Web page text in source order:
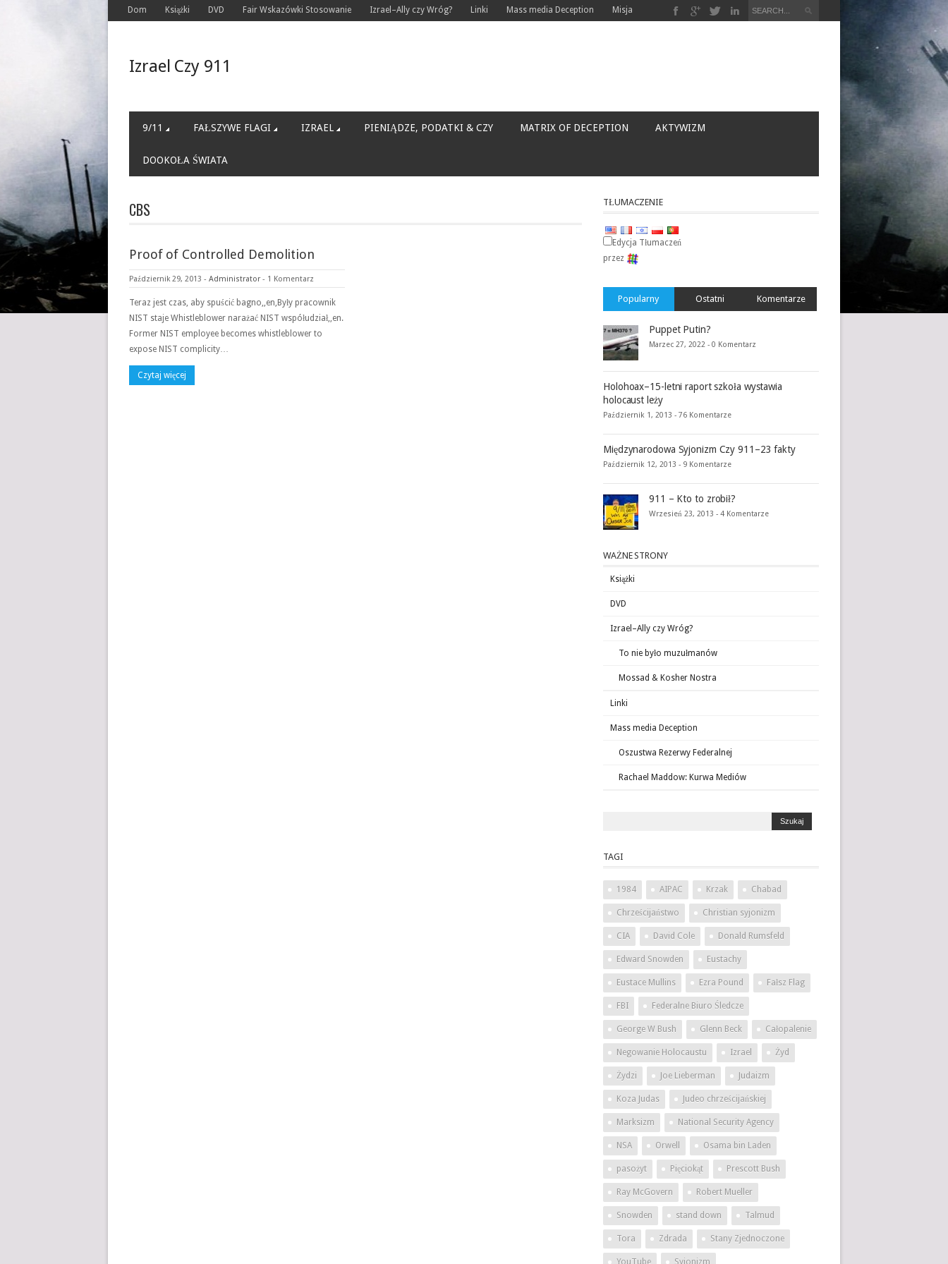
Dom Książki DVD Fair Wskazówki Stosowanie Izrael–Ally czy Wróg? Linki Mass media Deception Misja
Izrael Czy 911
9/11 FAŁSZYWE FLAGI IZRAEL PIENIĄDZE, PODATKI & CZY MATRIX OF DECEPTION AKTYWIZM
DOOKOŁA ŚWIATA
CBS
Proof of Controlled Demolition
Październik 29, 2013 - Administrator - 1 Komentarz
Teraz jest czas, aby spuścić bagno,,en,Były pracownik
NIST staje Whistleblower narażać NIST współudział,,en.
Former NIST employee becomes whistleblower to
expose NIST complicity…
Czytaj więcej
TŁUMACZENIE
Edycja Tłumaczeń
przez
Popularny Ostatni Komentarze
Puppet Putin?
Marzec 27, 2022 - 0 Komentarz
Holohoax–15-letni raport szkoła wystawia
holocaust leży
Październik 1, 2013 - 76 Komentarze
Międzynarodowa Syjonizm Czy 911–23 fakty
Październik 12, 2013 - 9 Komentarze
911 – Kto to zrobił?
Wrzesień 23, 2013 - 4 Komentarze
WAŻNE STRONY
Książki
DVD
Izrael–Ally czy Wróg?
To nie było muzułmanów
Mossad & Kosher Nostra
Linki
Mass media Deception
Oszustwa Rezerwy Federalnej
Rachael Maddow: Kurwa Mediów
TAGI
1984 AIPAC Krzak Chabad
Chrześcijaństwo Christian syjonizm
CIA David Cole Donald Rumsfeld
Edward Snowden Eustachy
Eustace Mullins Ezra Pound Fałsz Flag
FBI Federalne Biuro Śledcze
George W Bush Glenn Beck Całopalenie
Negowanie Holocaustu Izrael Żyd
Żydzi Joe Lieberman Judaizm
Koza Judas Judeo chrześcijańskiej
Marksizm National Security Agency
NSA Orwell Osama bin Laden
pasożyt Pięciokąt Prescott Bush
Ray McGovern Robert Mueller
Snowden stand down Talmud
Tora Zdrada Stany Zjednoczone
YouTube Syjonizm